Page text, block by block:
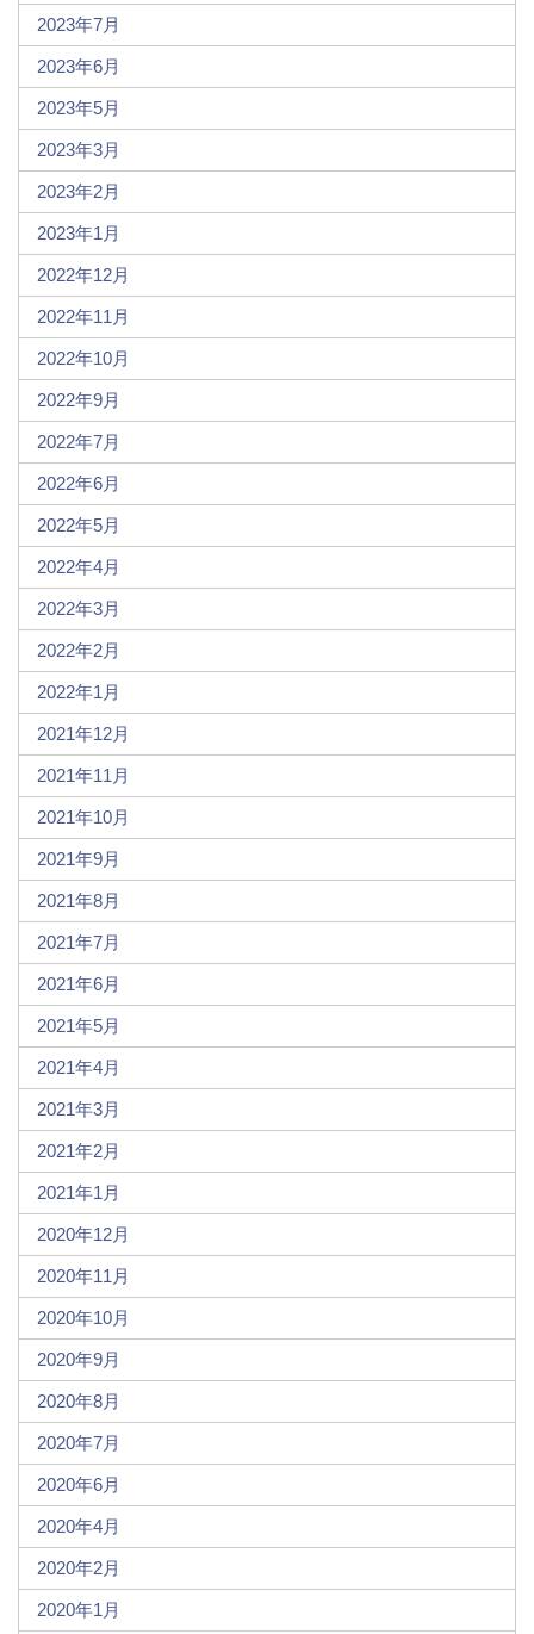
2023年7月
2023年6月
2023年5月
2023年3月
2023年2月
2023年1月
2022年12月
2022年11月
2022年10月
2022年9月
2022年7月
2022年6月
2022年5月
2022年4月
2022年3月
2022年2月
2022年1月
2021年12月
2021年11月
2021年10月
2021年9月
2021年8月
2021年7月
2021年6月
2021年5月
2021年4月
2021年3月
2021年2月
2021年1月
2020年12月
2020年11月
2020年10月
2020年9月
2020年8月
2020年7月
2020年6月
2020年4月
2020年2月
2020年1月